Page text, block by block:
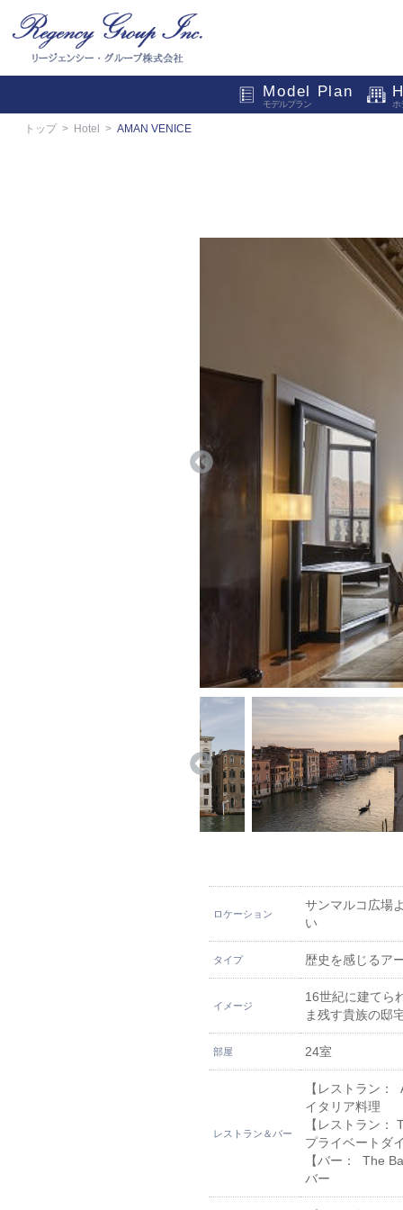
Model Plan
モデルプラン ホ
トップ Hotel AMAN VENICE
ロケーション
サンマルコ広場
い
タイプ 歴史を感じるア
イメージ
16世紀に建てら
ま残す貴族の邸
部屋 24室
レストラン＆バー
【レストラン：
イタリア料理
【レストラン：
プライベートダ
【バー： The
バー